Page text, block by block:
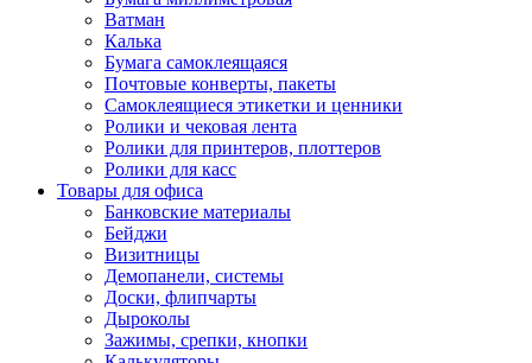
Ватман
Калька
Бумага самоклеящаяся
Почтовые конверты, пакеты
Самоклеящиеся этикетки и ценники
Ролики и чековая лента
Ролики для принтеров, плоттеров
Ролики для касс
Товары для офиса
Банковские материалы
Бейджи
Визитницы
Демопанели, системы
Доски, флипчарты
Дыроколы
Зажимы, срепки, кнопки